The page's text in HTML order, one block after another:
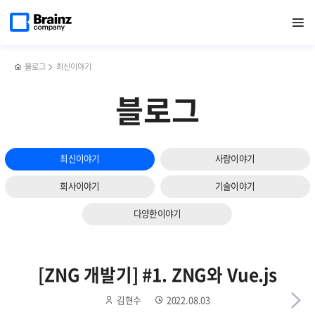
열기
페이지로
블로그 최신이야기
블로그
최신이야기 사람이야기
회사이야기 기술이야기
다양한이야기
[ZNG 개발기] #1. ZNG와 Vue.js
김현수 2022.08.03
기반
다음
슬라이드